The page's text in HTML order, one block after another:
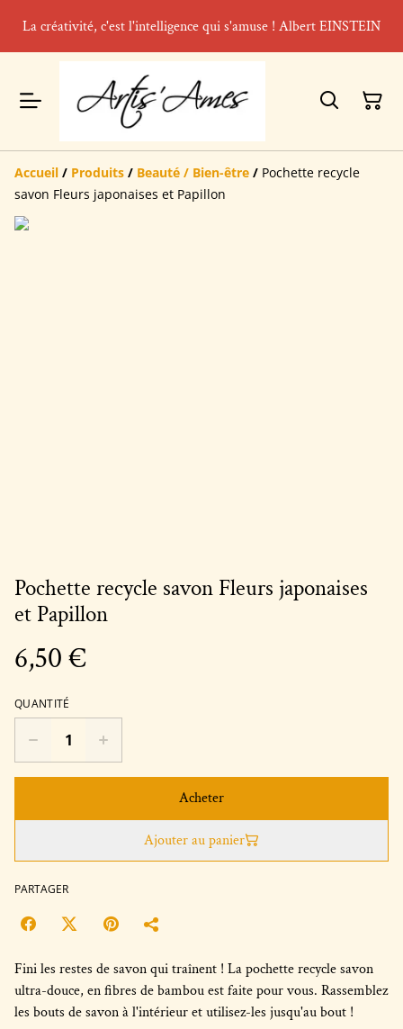
La créativité, c'est l'intelligence qui s'amuse ! Albert EINSTEIN
Accueil / Produits / Beauté / Bien-être / Pochette recycle
savon Fleurs japonaises et Papillon
Pochette recycle savon Fleurs japonaises
et Papillon
6,50 €
QUANTITÉ
Acheter
Ajouter au panier
PARTAGER
Fini les restes de savon qui traînent ! La pochette recycle savon
ultra-douce, en fibres de bambou est faite pour vous. Rassemblez
les bouts de savon à l'intérieur et utilisez-les jusqu'au bout !